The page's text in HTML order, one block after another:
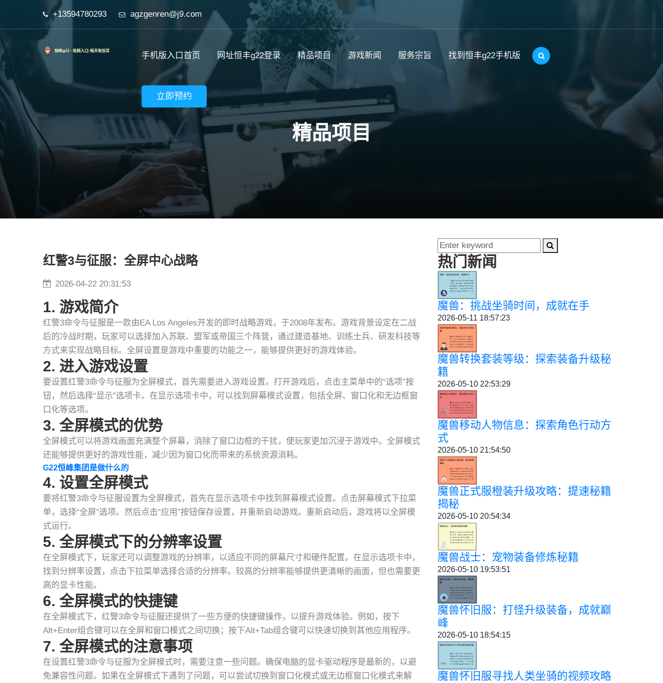
+13594780293 agzgenren@j9.com
手机版入口首页 网址恒丰g22登录 精品项目 游戏新闻 服务宗旨 找到恒丰g22手机版
立即预约
精品项目
红警3与征服：全屏中心战略
2026-04-22 20:31:53
1. 游戏简介
红警3命令与征服是一款由EA Los Angeles开发的即时战略游戏，于2008年发布。游戏背景设定在二战
后的冷战时期，玩家可以选择加入苏联、盟军或帝国三个阵营，通过建造基地、训练士兵、研发科技等
方式来实现战略目标。全屏设置是游戏中重要的功能之一，能够提供更好的游戏体验。
2. 进入游戏设置
要设置红警3命令与征服为全屏模式，首先需要进入游戏设置。打开游戏后，点击主菜单中的“选项”按
钮，然后选择“显示”选项卡。在显示选项卡中，可以找到屏幕模式设置，包括全屏、窗口化和无边框窗
口化等选项。
3. 全屏模式的优势
全屏模式可以将游戏画面充满整个屏幕，消除了窗口边框的干扰，使玩家更加沉浸于游戏中。全屏模式
还能够提供更好的游戏性能，减少因为窗口化而带来的系统资源消耗。
G22恒峰集团是做什么的
4. 设置全屏模式
要将红警3命令与征服设置为全屏模式，首先在显示选项卡中找到屏幕模式设置。点击屏幕模式下拉菜
单，选择“全屏”选项。然后点击“应用”按钮保存设置，并重新启动游戏。重新启动后，游戏将以全屏模
式运行。
5. 全屏模式下的分辨率设置
在全屏模式下，玩家还可以调整游戏的分辨率，以适应不同的屏幕尺寸和硬件配置。在显示选项卡中，
找到分辨率设置，点击下拉菜单选择合适的分辨率。较高的分辨率能够提供更清晰的画面，但也需要更
高的显卡性能。
6. 全屏模式的快捷键
在全屏模式下，红警3命令与征服还提供了一些方便的快捷键操作，以提升游戏体验。例如，按下
Alt+Enter组合键可以在全屏和窗口模式之间切换；按下Alt+Tab组合键可以快速切换到其他应用程序。
7. 全屏模式的注意事项
在设置红警3命令与征服为全屏模式时，需要注意一些问题。确保电脑的显卡驱动程序是最新的，以避
免兼容性问题。如果在全屏模式下遇到了问题，可以尝试切换到窗口化模式或无边框窗口化模式来解
热门新闻
魔兽：挑战坐骑时间，成就在手
2026-05-11 18:57:23
魔兽转换套装等级：探索装备升级秘
籍
2026-05-10 22:53:29
魔兽移动人物信息：探索角色行动方
式
2026-05-10 21:54:50
魔兽正式服橙装升级攻略：提速秘籍
揭秘
2026-05-10 20:54:34
魔兽战士：宠物装备修炼秘籍
2026-05-10 19:53:51
魔兽怀旧服：打怪升级装备，成就巅
峰
2026-05-10 18:54:15
魔兽怀旧服寻找人类坐骑的视频攻略